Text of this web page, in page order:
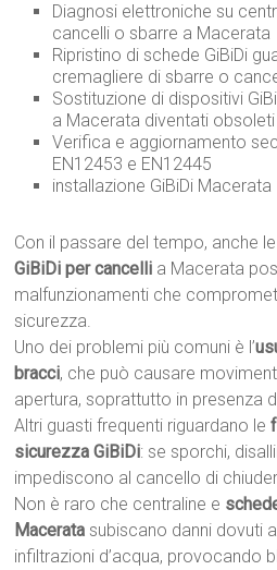
Diagnosi elettroniche su
cancelli o sbarre a Macerata
Ripristino di schede GiBiDi
cremagliere di sbarre o
Sostituzione di dispositivi
a Macerata diventati obsoleti
Verifica e aggiornamento
EN12453 e EN12445
installazione GiBiDi Macerata
Con il passare del tempo, anche
GiBiDi per cancelli a Macerata
malfunzionamenti che
sicurezza.
Uno dei problemi più comuni è l’
bracci, che può causare
apertura, soprattutto in presenza
Altri guasti frequenti riguardano le
sicurezza GiBiDi: se sporchi,
impediscono al cancello di
Non è raro che centraline e
Macerata subiscano danni dovuti
infiltrazioni d’acqua, provocando